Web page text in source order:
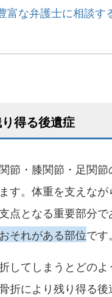
富な弁護士に相談す
得る後遺症
節・膝関節・足関
す。体重を支えな
点となる重要部分で
それがある部位です
してしまうとどのよ
折により残り得る後